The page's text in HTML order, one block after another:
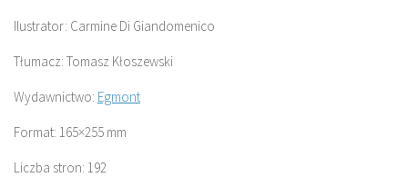
Ilustrator: Carmine Di Giandomenico
Tłumacz: Tomasz Kłoszewski
Wydawnictwo: Egmont
Format: 165×255 mm
Liczba stron: 192